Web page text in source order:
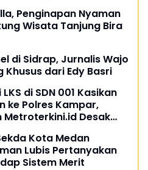
Penginapan Nyaman
Wisata Tanjung Bira
di Sidrap, Jurnalis Wajo
dari Edy Basri
di SDN 001 Kasikan
ke Polres Kampar,
Metroterkini.id Desak
Kota Medan
Lubis Pertanyakan
Sistem Merit